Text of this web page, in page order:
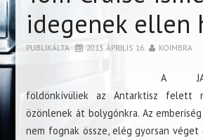
idegenek ellen
PUBLIKÁLTA 2013. ÁPRILIS 16. KOIMBRA
A
földönkívüliek az Antarktisz felett
özönlenek át bolygónkra. Az
nem fognak össze, elég gyorsan